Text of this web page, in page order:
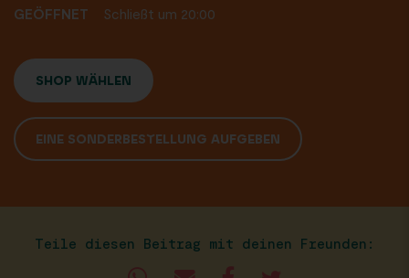
GEÖFFNET
Schließt um 20:00
SHOP WÄHLEN
EINE SONDERBESTELLUNG AUFGEBEN
Teile diesen Beitrag mit deinen Freunden: